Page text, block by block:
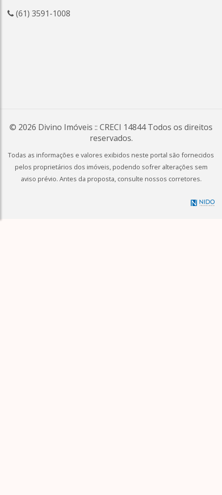
(61) 3591-1008
© 2026 Divino Imóveis :: CRECI 14844 Todos os direitos
reservados.
Todas as informações e valores exibidos neste portal são fornecidos
pelos proprietários dos imóveis, podendo sofrer alterações sem
aviso prévio. Antes da proposta, consulte nossos corretores.